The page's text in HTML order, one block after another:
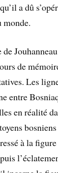
a dû
monde.
de
Les
entre
en réalité
à la